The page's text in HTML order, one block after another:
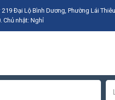
219 Đại Lộ Bình Dương, Phường Lái
Chủ nhật: Nghỉ